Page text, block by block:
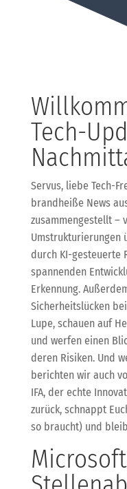
Tech-
Servus, liebe Tech-
brandheiße News
zusammengestellt –
Umstrukturierungen
durch KI-gesteuerte
spannenden
Erkennung.
Sicherheitslücken
Lupe, schauen auf
und werfen einen
deren Risiken. Und
berichten wir auch
IFA, der echte
zurück, schnappt
so braucht) und